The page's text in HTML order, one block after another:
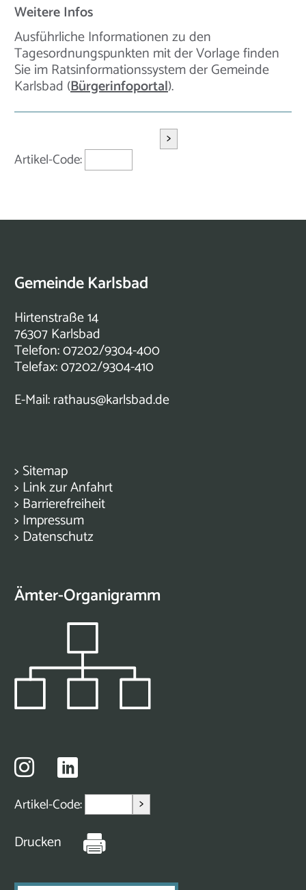
Weitere Infos
Ausführliche Informationen zu den
Tagesordnungspunkten mit der Vorlage finden
Sie im Ratsinformationssystem der Gemeinde
Karlsbad (Bürgerinfoportal).
Artikel-Code:
>
Gemeinde Karlsbad
Hirtenstraße 14
76307 Karlsbad
Telefon: 07202/9304-400
Telefax: 07202/9304-410
E-Mail:rathaus@karlsbad.de
> Sitemap
> Link zur Anfahrt
> Barrierefreiheit
> Impressum
> Datenschutz
Ämter-Organigramm
Artikel-Code: >
Drucken